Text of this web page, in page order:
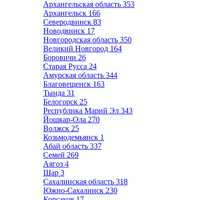
Архангельская область 353
Архангельск 166
Северодвинск 83
Новодвинск 17
Новгородская область 350
Великий Новгород 164
Боровичи 26
Старая Русса 24
Амурская область 344
Благовещенск 163
Тында 31
Белогорск 25
Республика Марий Эл 343
Йошкар-Ола 270
Волжск 25
Козьмодемьянск 1
Абай область 337
Семей 269
Аягоз 4
Шар 3
Сахалинская область 318
Южно-Сахалинск 230